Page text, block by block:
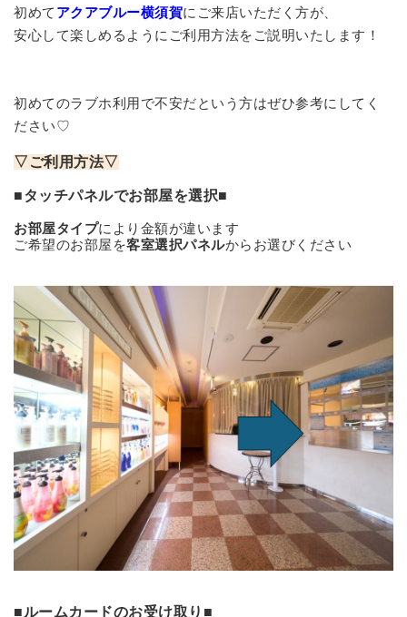
初めて アクアブルー横須賀にご来店いただく方が、
安心して楽しめるようにご利用方法をご説明いたします！
初めてのラブホ利用で不安だという方はぜひ参考にしてく
ださい♡
▽ご利用方法▽
■タッチパネルでお部屋を選択■
お部屋タイプにより金額が違います
ご希望のお部屋を客室選択パネルからお選びください
■ルームカードのお受け取り■